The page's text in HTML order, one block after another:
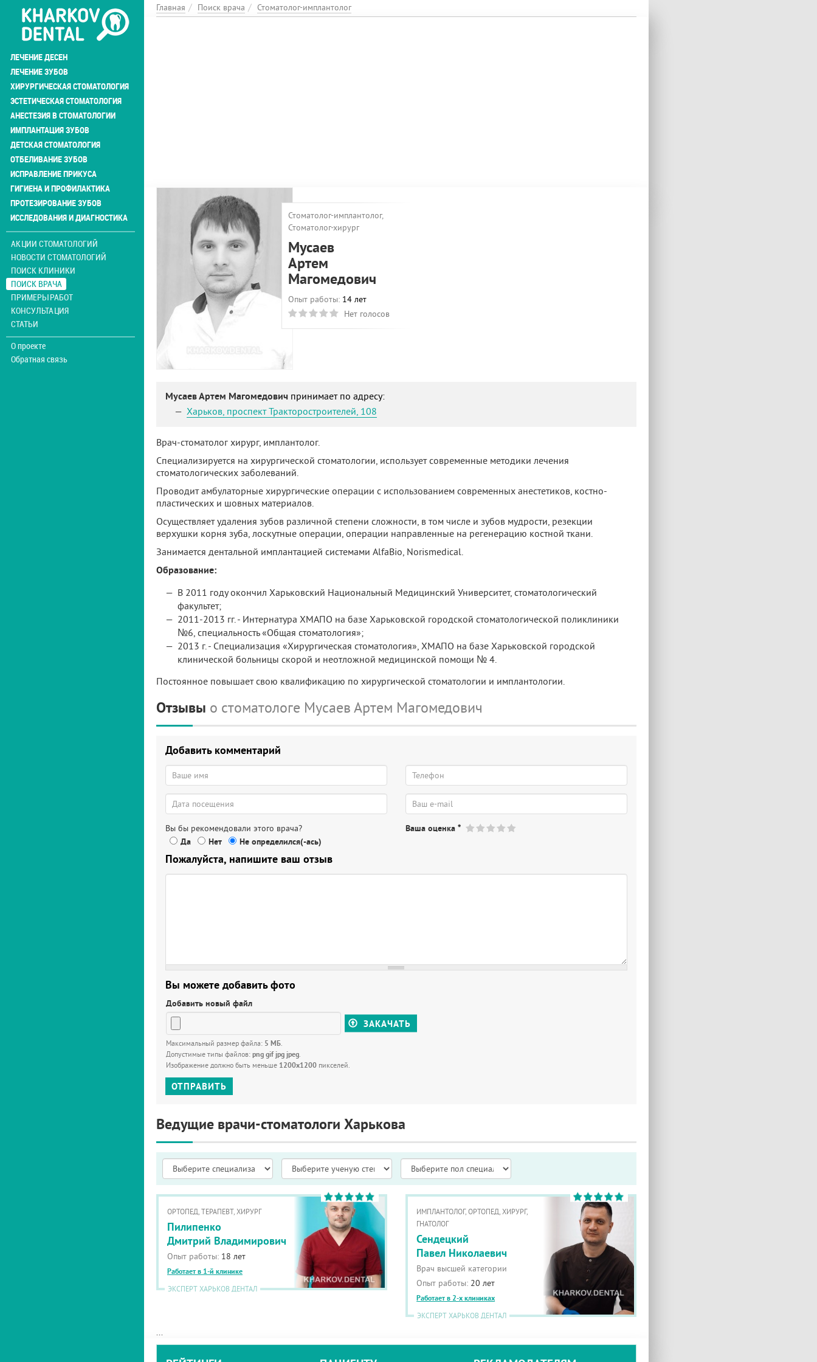
Перейти
основному
содержанию
ЛЕЧЕНИЕ ДЕСЕН
ЛЕЧЕНИЕ ЗУБОВ
ХИРУРГИЧЕСКАЯ СТОМАТОЛОГИЯ
ЭСТЕТИЧЕСКАЯ СТОМАТОЛОГИЯ
АНЕСТЕЗИЯ В СТОМАТОЛОГИИ
ИМПЛАНТАЦИЯ ЗУБОВ
ДЕТСКАЯ СТОМАТОЛОГИЯ
ОТБЕЛИВАНИЕ ЗУБОВ
ИСПРАВЛЕНИЕ ПРИКУСА
ГИГИЕНА И ПРОФИЛАКТИКА
ПРОТЕЗИРОВАНИЕ ЗУБОВ
ИССЛЕДОВАНИЯ И ДИАГНОСТИКА
АКЦИИ СТОМАТОЛОГИЙ
НОВОСТИ СТОМАТОЛОГИЙ
ПОИСК КЛИНИКИ
ПОИСК ВРАЧА
ПРИМЕРЫ РАБОТ
КОНСУЛЬТАЦИЯ
СТАТЬИ
О проекте
Обратная связь
Главная Поиск врача Стоматолог-имплантолог
Стоматолог-имплантолог,
Стоматолог-хирург
Мусаев
Артем
Магомедович
Опыт работы: 14 лет
Нет голосов
Мусаев Артем Магомедович принимает по адресу:
Харьков, проспект Тракторостроителей, 108
Врач-стоматолог хирург, имплантолог.
Специализируется на хирургической стоматологии, использует современные методики лечения
стоматологических заболеваний.
Проводит амбулаторные хирургические операции с использованием современных анестетиков, костно-
пластических и шовных материалов.
Осуществляет удаления зубов различной степени сложности, в том числе и зубов мудрости, резекции
верхушки корня зуба, лоскутные операции, операции направленные на регенерацию костной ткани.
Занимается дентальной имплантацией системами AlfaBio, Norismedical.
Образование:
В 2011 году окончил Харьковский Национальный Медицинский Университет, стоматологический
факультет;
2011-2013 гг. - Интернатура ХМАПО на базе Харьковской городской стоматологической поликлиники
№6, специальность «Общая стоматология»;
2013 г. - Специализация «Хирургическая стоматология», ХМАПО на базе Харьковской городской
клинической больницы скорой и неотложной медицинской помощи № 4.
Постоянное повышает свою квалификацию по хирургической стоматологии и имплантологии.
Отзывы о стоматологе Мусаев Артем Магомедович
Добавить комментарий
Вы бы рекомендовали этого врача?
Да
Нет Не определился(-ась)
Ваша оценка*
Пожалуйста, напишите ваш отзыв
Вы можете добавить фото
Добавить новый файл
ЗАКАЧАТЬ
Максимальный размер файла: 5 МБ.
Допустимые типы файлов: png gif jpg jpeg.
Изображение должно быть меньше 1200x1200 пикселей.
ОТПРАВИТЬ
Ведущие врачи-стоматологи Харькова
ОРТОПЕД, ТЕРАПЕВТ, ХИРУРГ
Пилипенко
Дмитрий Владимирович
Опыт работы: 18 лет
Работает в 1-й клинике
ЭКСПЕРТ ХАРЬКОВ ДЕНТАЛ
ИМПЛАНТОЛОГ, ОРТОПЕД, ХИРУРГ,
ГНАТОЛОГ
Сендецкий
Павел Николаевич
Врач высшей категории
Опыт работы: 20 лет
Работает в 2-х клиниках
ЭКСПЕРТ ХАРЬКОВ ДЕНТАЛ
...